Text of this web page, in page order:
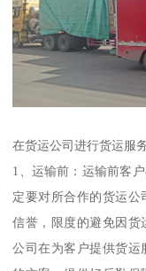
在货运公司进行货运服
1、运输前：运输前客
定要对所合作的货运
信誉，限度的避免因货
公司在为客户提供货运